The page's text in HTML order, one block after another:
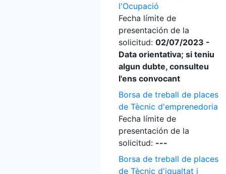
l'Ocupació
Fecha límite de
presentación de la
solicitud: 02/07/2023 -
Data orientativa; si teniu
algun dubte, consulteu
l'ens convocant
Borsa de treball de places
de Tècnic d'emprenedoria
Fecha límite de
presentación de la
solicitud: ---
Borsa de treball de places
de Tècnic d'igualtat i